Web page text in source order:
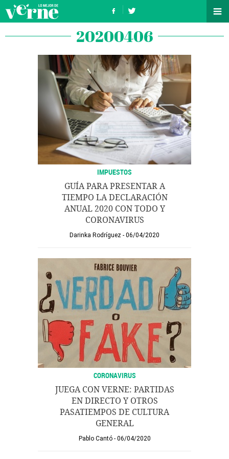
20200406
IMPUESTOS
GUÍA PARA PRESENTAR A
TIEMPO LA DECLARACIÓN
ANUAL 2020 CON TODO Y
CORONAVIRUS
Darinka Rodríguez 06/04/2020
CORONAVIRUS
JUEGA CON VERNE: PARTIDAS
EN DIRECTO Y OTROS
PASATIEMPOS DE CULTURA
GENERAL
Pablo Cantó 06/04/2020